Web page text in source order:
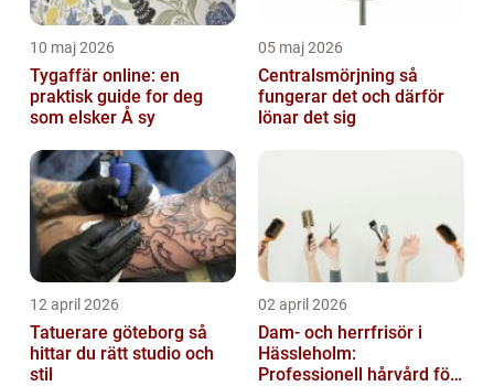
10 maj 2026
Tygaffär online: en
praktisk guide for deg
som elsker Å sy
05 maj 2026
Centralsmörjning så
fungerar det och därför
lönar det sig
12 april 2026
Tatuerare göteborg så
hittar du rätt studio och
stil
02 april 2026
Dam- och herrfrisör i
Hässleholm:
Professionell hårvård för